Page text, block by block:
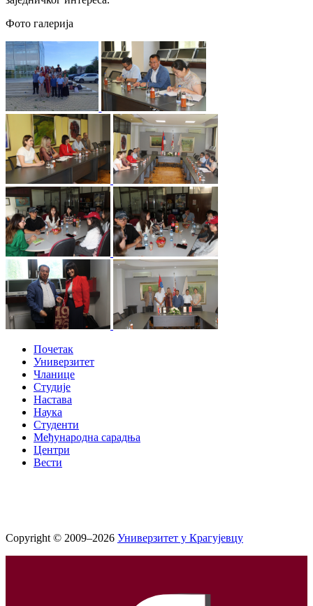
Фото галерија
Почетак
Универзитет
Чланице
Студије
Настава
Наука
Студенти
Међународна сарадња
Центри
Вести
Copyright © 2009–2026 Универзитет у Крагујевцу